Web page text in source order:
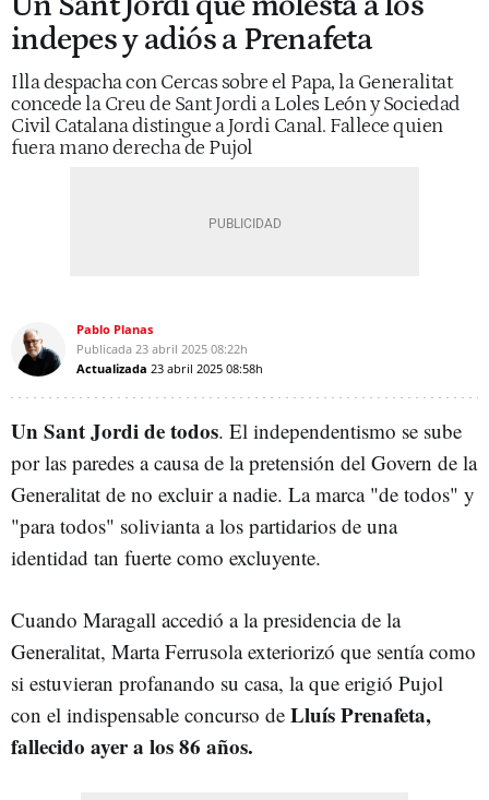
indepes y adiós a Prenafeta
Illa despacha con Cercas sobre el Papa, la Generalitat
concede la Creu de Sant Jordi a Loles León y Sociedad
Civil Catalana distingue a Jordi Canal. Fallece quien
fuera mano derecha de Pujol
Pablo Planas
Publicada 23 abril 2025 08:22h
Actualizada 23 abril 2025 08:58h
Un Sant Jordi de todos. El independentismo se sube
por las paredes a causa de la pretensión del Govern de la
Generalitat de no excluir a nadie. La marca "de todos" y
"para todos" solivianta a los partidarios de una
identidad tan fuerte como excluyente.
Cuando Maragall accedió a la presidencia de la
Generalitat, Marta Ferrusola exteriorizó que sentía como
si estuvieran profanando su casa, la que erigió Pujol
con el indispensable concurso de Lluís Prenafeta,
fallecido ayer a los 86 años.